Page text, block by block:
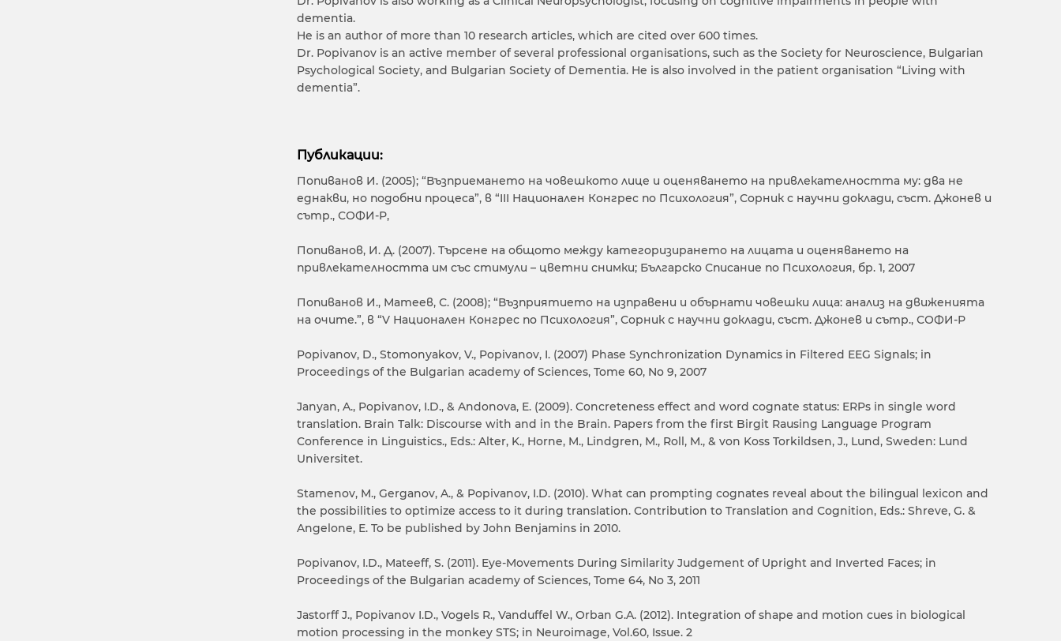
dementia.
He is an author of more than 10 research articles, which are cited over 600 times.
Dr. Popivanov is an active member of several professional organisations, such as the Society for Neuroscience, Bulgarian
Psychological Society, and Bulgarian Society of Dementia. He is also involved in the patient organisation “Living with
dementia”.
Публикации:
Попиванов И. (2005); “Възприемането на човешкото лице и оценяването на привлекателността му: два не
еднакви, но подобни процеса”, в “III Национален Конгрес по Психология”, Сорник с научни доклади, съст. Джонев и
сътр., СОФИ-Р,
Попиванов, И. Д. (2007). Търсене на общото между категоризирането на лицата и оценяването на
привлекателността им със стимули – цветни снимки; Българско Списание по Психология, бр. 1, 2007
Попиванов И., Матеев, С. (2008); “Възприятието на изправени и обърнати човешки лица: анализ на движенията
на очите.”, в “V Национален Конгрес по Психология”, Сорник с научни доклади, съст. Джонев и сътр., СОФИ-Р
Popivanov, D., Stomonyakov, V., Popivanov, I. (2007) Phase Synchronization Dynamics in Filtered EEG Signals; in
Proceedings of the Bulgarian academy of Sciences, Tome 60, No 9, 2007
Janyan, A., Popivanov, I.D., & Andonova, E. (2009). Concreteness effect and word cognate status: ERPs in single word
translation. Brain Talk: Discourse with and in the Brain. Papers from the first Birgit Rausing Language Program
Conference in Linguistics., Eds.: Alter, K., Horne, M., Lindgren, M., Roll, M., & von Koss Torkildsen, J., Lund, Sweden: Lund
Universitet.
Stamenov, M., Gerganov, A., & Popivanov, I.D. (2010). What can prompting cognates reveal about the bilingual lexicon and
the possibilities to optimize access to it during translation. Contribution to Translation and Cognition, Eds.: Shreve, G. &
Angelone, E. To be published by John Benjamins in 2010.
Popivanov, I.D., Mateeff, S. (2011). Eye-Movements During Similarity Judgement of Upright and Inverted Faces; in
Proceedings of the Bulgarian academy of Sciences, Tome 64, No 3, 2011
Jastorff J., Popivanov I.D., Vogels R., Vanduffel W., Orban G.A. (2012). Integration of shape and motion cues in biological
motion processing in the monkey STS; in Neuroimage, Vol.60, Issue. 2